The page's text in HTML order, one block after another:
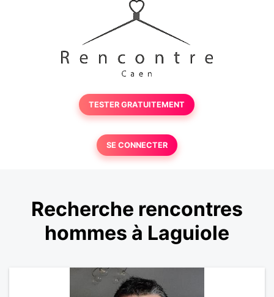
TESTER GRATUITEMENT
SE CONNECTER
Recherche rencontres
hommes à Laguiole